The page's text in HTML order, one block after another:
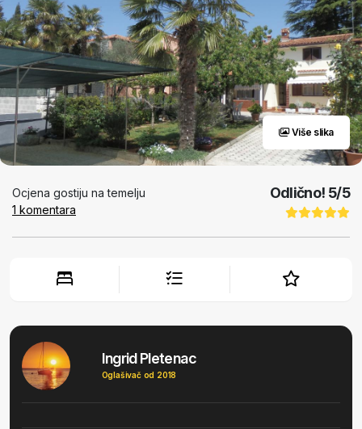
Više slika
Ocjena gostiju na temelju
1 komentara
Odlično! 5/5
Ingrid Pletenac
Oglašivač od 2018